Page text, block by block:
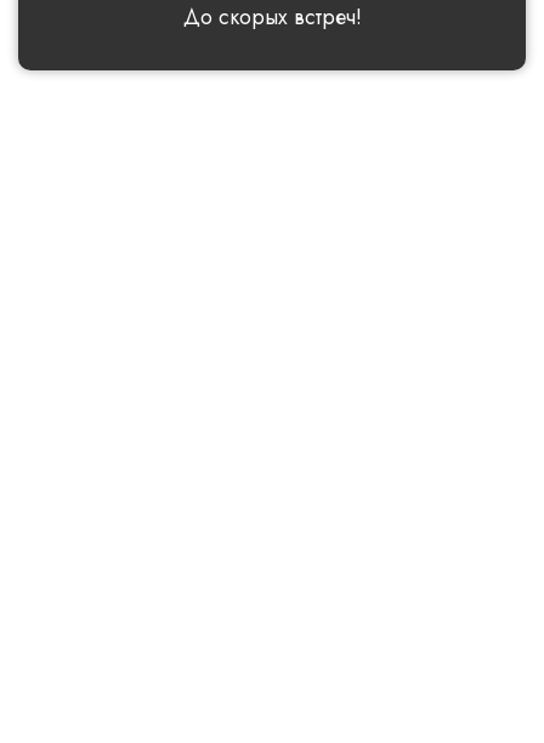
До скорых встреч!